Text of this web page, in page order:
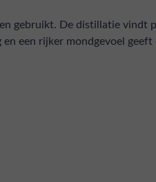
gebruikt. De distillatie vindt
een rijker mondgevoel